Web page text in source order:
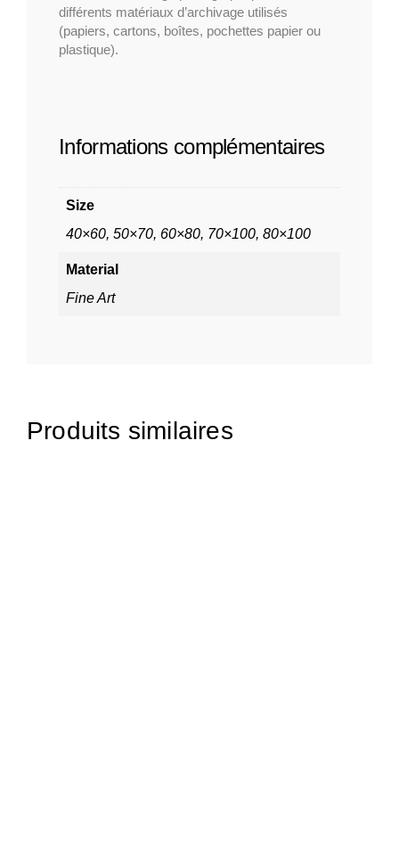
différents matériaux d’archivage utilisés
(papiers, cartons, boîtes, pochettes papier ou
plastique).
Informations complémentaires
Size
40×60, 50×70, 60×80, 70×100, 80×100
Material
Fine Art
Produits similaires